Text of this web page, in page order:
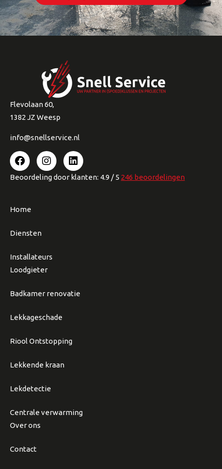
Flevolaan 60,
1382 JZ Weesp
info@snellservice.nl
Beoordelingdoor klanten: 4.9 / 5 246 beoordelingen
Home
Diensten
Installateurs
Loodgieter
Badkamer renovatie
Lekkageschade
Riool Ontstopping
Lekkende kraan
Lekdetectie
Centrale verwarming
Over ons
Contact